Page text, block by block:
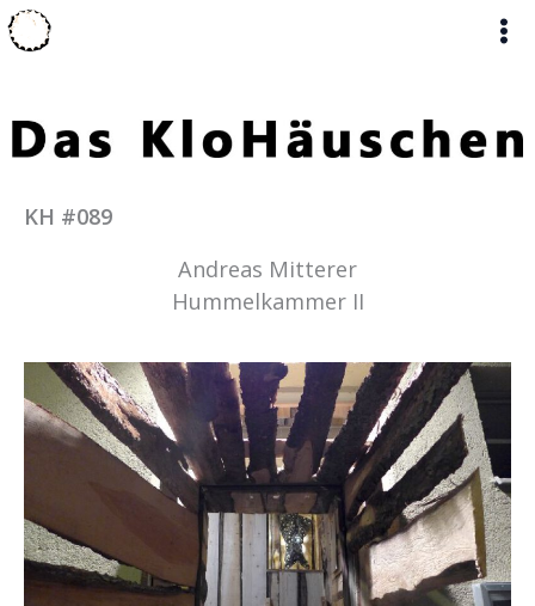
Zum
Inhalt
KH #089
Andreas Mitterer
Hummelkammer II